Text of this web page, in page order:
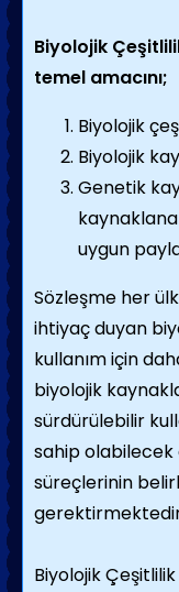
Biyolojik
temel amacını;
Biyolojik
Biyolojik
Genetik
uygun
Sözleşme her
ihtiyaç duyan
kullanım için
biyolojik
sürdürülebilir
sahip
süreçlerinin
Biyolojik Çeşitlilik